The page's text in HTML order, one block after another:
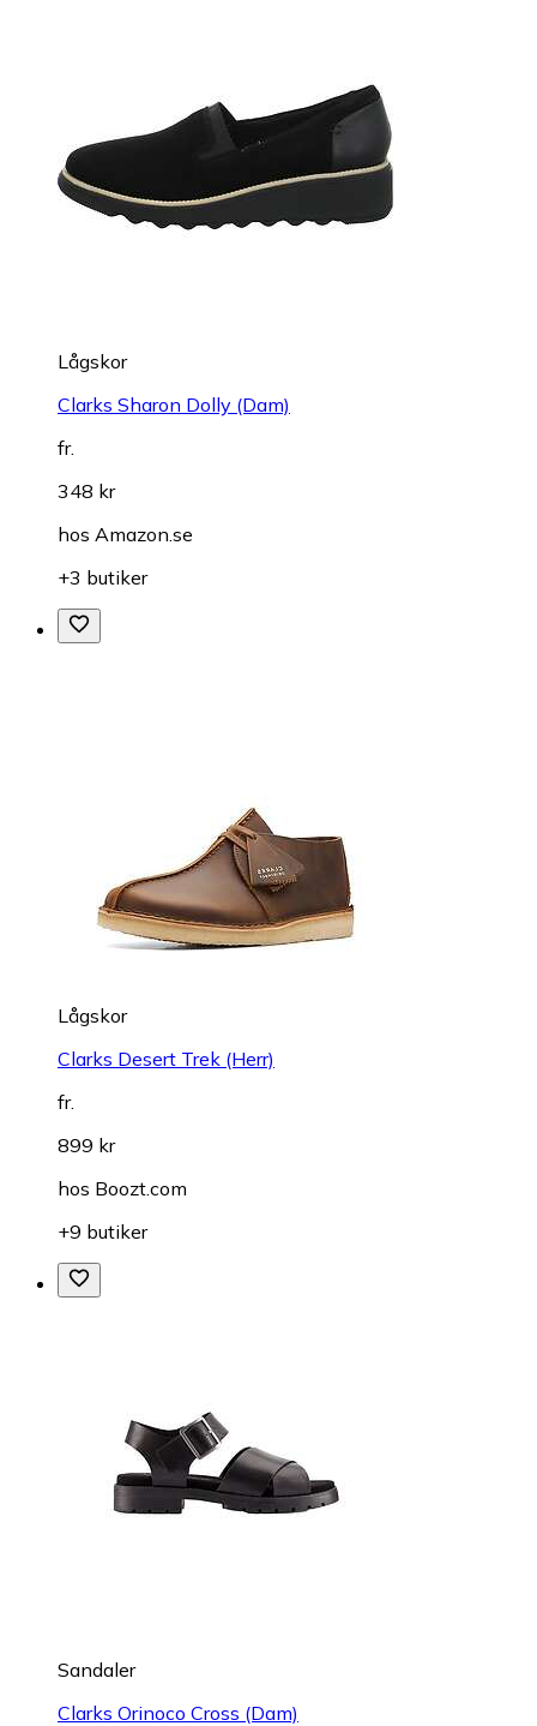
Lågskor
Clarks Sharon Dolly (Dam)
fr.
348 kr
hos Amazon.se
+3 butiker
Lågskor
Clarks Desert Trek (Herr)
fr.
899 kr
hos Boozt.com
+9 butiker
Sandaler
Clarks Orinoco Cross (Dam)